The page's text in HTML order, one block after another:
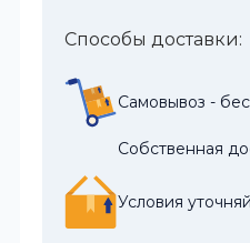
Способы доставки:
Самовывоз -
Собственная
Условия